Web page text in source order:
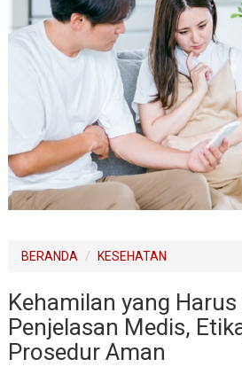
BERANDA KESEHATAN
Kehamilan yang
Penjelasan Medis,
Prosedur Aman